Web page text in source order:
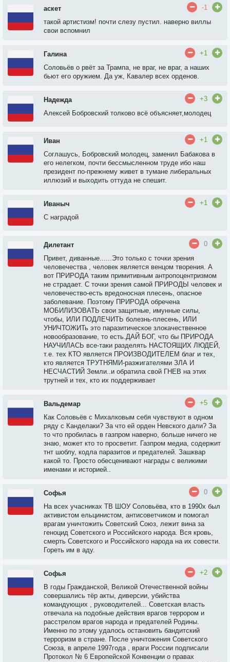
аскет
-1
такой артистизм! почти слезу пустил. наверно виллы
свои вспомнил
Галина
+1
Соловьёв о рвёт за Трампа, не враг, не враг, а наших
бьют его оружием. Да уж, Кавалер всех орденов.
Надежда
+3
Алексей Бобровский толково всё объясняет,молодец
Иван
+1
Соглашусь, Бобровский молодец, заменил Бабакова в
его нелегком, почти бессмысленном труде ибо наш
президент по-прежнему живет в тумане либеральных
иллюзий и выходить оттуда не спешит.
Иваныч
+1
С наградой
Дилетант
0
Привет, диванные......Это только с точки зрения
человечества , человек является венцом творения. А
вот ПРИРОДА таким примитивным антропоцентризмом
не страдает. С точки зрения самой ПРИРОДЫ человек и
человечество-есть вредоносная плесень, опасное
заболевание. Поэтому ПРИРОДА обречена
МОБИЛИЗОВАТЬ свои защитные, имунные силы,
чтобы, ИЛИ ПОДЛЕЧИТЬ болезнь-плесень, ИЛИ
УНИЧТОЖИТь это паразитическое злокачественное
новообразование, то есть.ДАЙ БОГ, что бы ПРИРОДА
НАУЧИЛАСЬ все-таки разделять НАСТОЯЩИХ ЛЮДЕЙ,
т.е. тех КТО является ПРОИЗВОДИТЕЛЕМ благ и тех,
кто является ТРУТНЯМИ-разжигателями ЗЛА И
НЕСЧАСТИЙ Земли..и обратила свой ГНЕВ на этих
трутней и тех, кто их поддерживает
Вальдемар
+5
Как Соловьёв с Михалковым себя чувствуют в одном
ряду с Канделаки? За что ей орден Невского дали? За
то что пробилась в газпром наверно, больше ничего не
знаю, может кто то просветит. Газпром медиа, содержит
тнт шоблу, кодла паразитов и предателей. Зашквар
какой то. Просто обесценивают награды с великими
именами и историей..
Софья
0
На всех учасниках ТВ ШОУ Соловьёва, кто в 1990х был
активистом ельцинистом, антисоветчиком и помогал
врагам уничтожить Советский Союз, лежит вина за
геноцид Советского и Российского народа. Вся кровь,
смерть Советского и Российского народа на их совести.
Гореть им в аду.
Софья
+2
В годы Гражданской, Великой Отечественной войны
совершались тёр акты, диверсии, убийства
командующих , руководителей... Советская власть
отвечала на подобные действия врагов террором и
расстрелом врагов народа и предателей Родины.
Именно по этому удалось остановить бандитский
терроризм в стране. После уничтожения Советского
Союза, в апреле 1997года , враги России подписали
Протокол № 6 Европейской Конвенции о правах